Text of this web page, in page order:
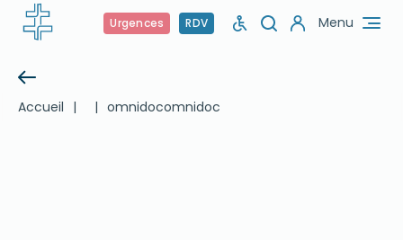
Urgences RDV Menu
Accueil | | omnidocomnidoc